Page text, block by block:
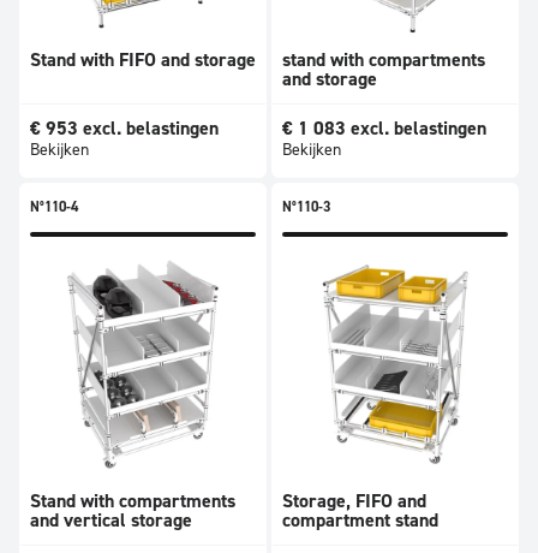
Stand with FIFO and storage
€ 953 excl. belastingen
Bekijken
stand with compartments
and storage
€ 1 083 excl. belastingen
Bekijken
N°110-4
Stand with compartments
and vertical storage
N°110-3
Storage, FIFO and
compartment stand